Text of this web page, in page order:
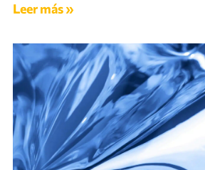
Leer más »